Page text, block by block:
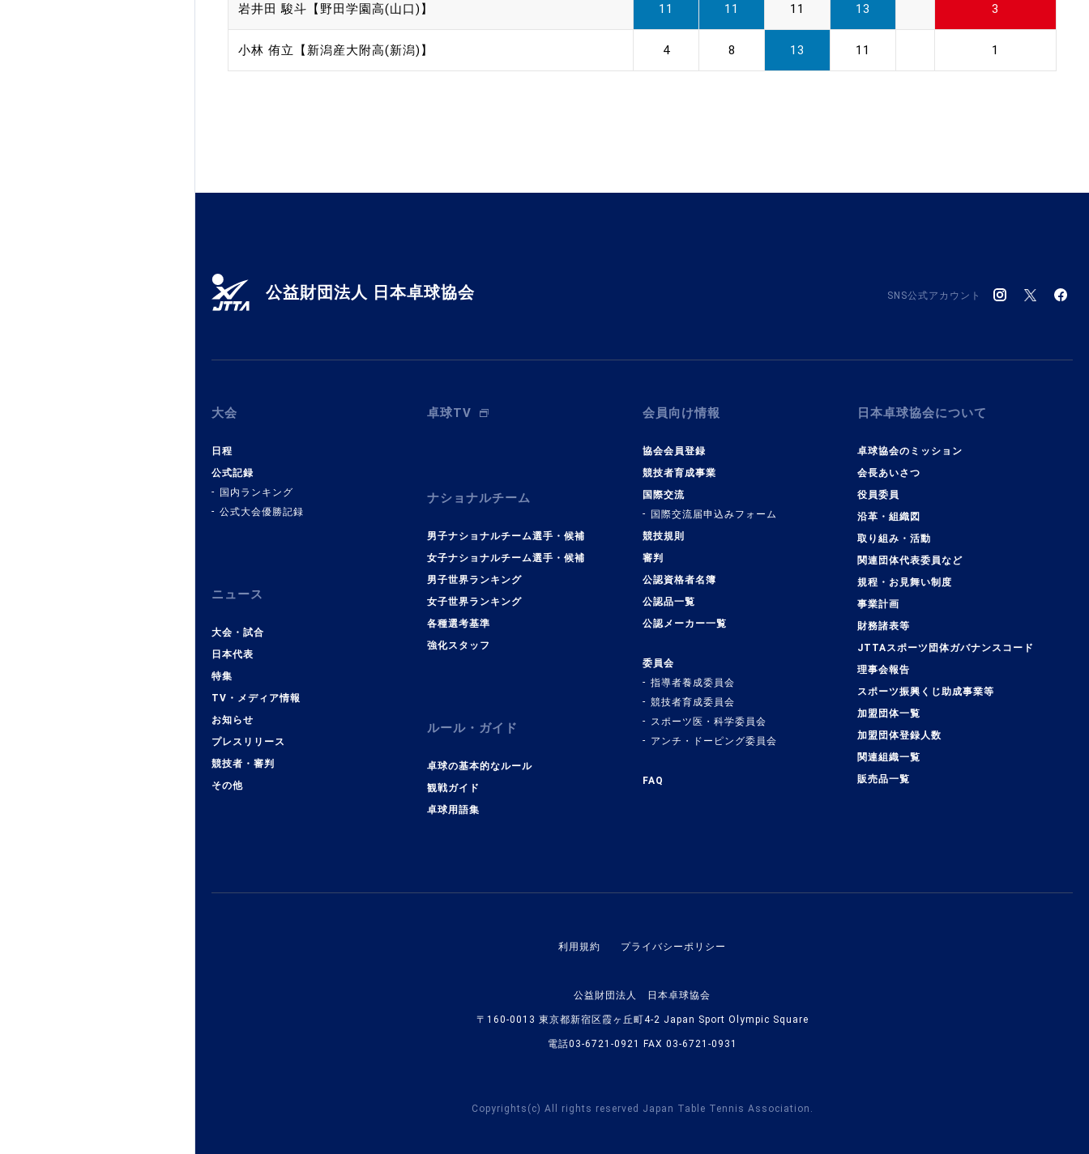
岩井田 駿斗【野田学園高(山口)】 11 11 11 13 3
小林 侑立【新潟産大附高(新潟)】 4 8 13 11 1
公益財団法人 日本卓球協会 SNS公式アカウント
大会
日程
公式記録
国内ランキング
公式大会優勝記録
ニュース
大会・試合
日本代表
特集
TV・メディア情報
お知らせ
プレスリリース
競技者・審判
その他
卓球TV
ナショナルチーム
男子ナショナルチーム選手・候補
女子ナショナルチーム選手・候補
男子世界ランキング
女子世界ランキング
各種選考基準
強化スタッフ
ルール・ガイド
卓球の基本的なルール
観戦ガイド
卓球用語集
会員向け情報
協会会員登録
競技者育成事業
国際交流
国際交流届申込みフォーム
競技規則
審判
公認資格者名簿
公認品一覧
公認メーカー一覧
委員会
指導者養成委員会
競技者育成委員会
スポーツ医・科学委員会
アンチ・ドーピング委員会
FAQ
日本卓球協会について
卓球協会のミッション
会長あいさつ
役員委員
沿革・組織図
取り組み・活動
関連団体代表委員など
規程・お見舞い制度
事業計画
財務諸表等
JTTAスポーツ団体ガバナンスコード
理事会報告
スポーツ振興くじ助成事業等
加盟団体一覧
加盟団体登録人数
関連組織一覧
販売品一覧
利用規約 プライバシーポリシー
公益財団法人 日本卓球協会
〒160-0013 東京都新宿区霞ヶ丘町4-2 Japan Sport Olympic Square
電話03-6721-0921 FAX 03-6721-0931
Copyrights(c) All rights reserved Japan Table Tennis Association.